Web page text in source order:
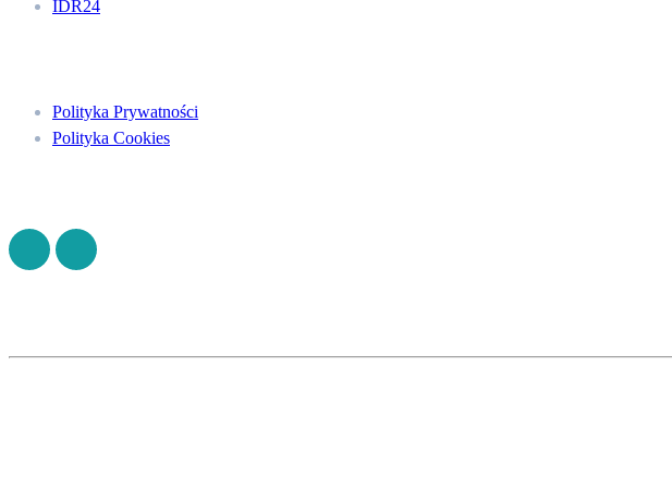
IDR24
Polityka Prywatności
Polityka Cookies